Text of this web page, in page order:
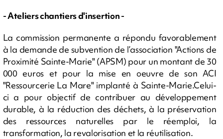
- Ateliers chantiers d'insertion -
La commission permanente a répondu favorablement
à la demande de subvention de l’association "Actions de
Proximité Sainte-Marie" (APSM) pour un montant de 30
000 euros et pour la mise en oeuvre de son ACI
"Ressourcerie La Mare" implanté à Sainte-Marie.Celui-
ci a pour objectif de contribuer au développement
durable, à la réduction des déchets, à la préservation
des ressources naturelles par le réemploi, la
transformation, la revalorisation et la réutilisation.